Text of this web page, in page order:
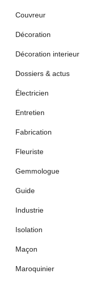
Couvreur
Décoration
Décoration interieur
Dossiers & actus
Électricien
Entretien
Fabrication
Fleuriste
Gemmologue
Guide
Industrie
Isolation
Maçon
Maroquinier